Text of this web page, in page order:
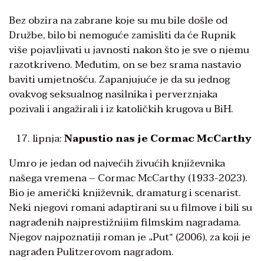
Bez obzira na zabrane koje su mu bile došle od
Družbe, bilo bi nemoguće zamisliti da će Rupnik
više pojavljivati u javnosti nakon što je sve o njemu
razotkriveno. Međutim, on se bez srama nastavio
baviti umjetnošću. Zapanjujuće je da su jednog
ovakvog seksualnog nasilnika i perverznjaka
pozivali i angažirali i iz katoličkih krugova u BiH.
lipnja:Napustio nas je Cormac McCarthy
Umro je jedan od najvećih živućih književnika
našega vremena – Cormac McCarthy (1933-2023).
Bio je američki književnik, dramaturg i scenarist.
Neki njegovi romani adaptirani su u filmove i bili su
nagrađenih najprestižnijim filmskim nagradama.
Njegov najpoznatiji roman je „Put“ (2006), za koji je
nagrađen Pulitzerovom nagradom.